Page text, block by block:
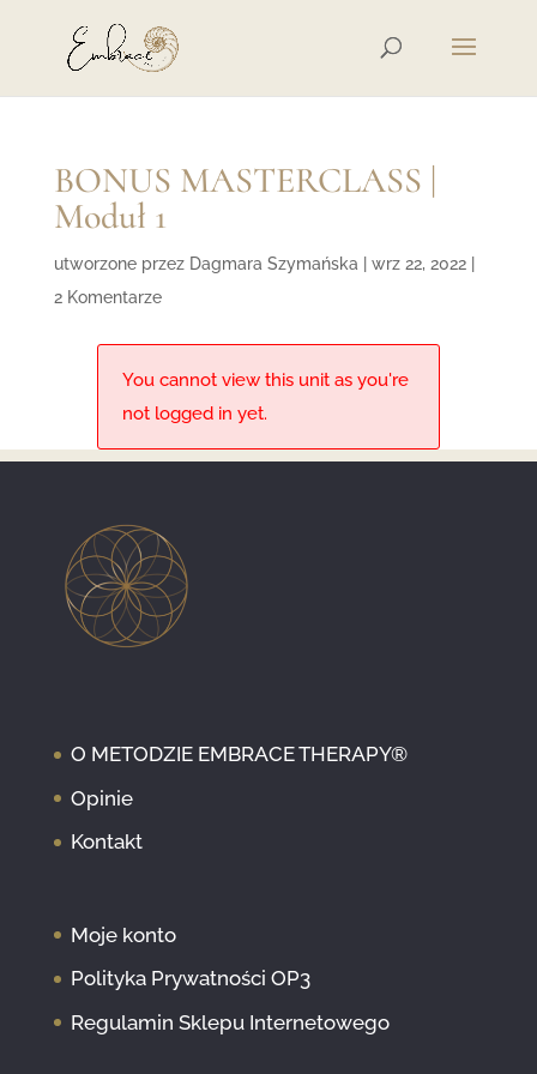
BONUS MASTERCLASS |
Moduł 1
utworzone przez Dagmara Szymańska wrz 22, 2022|
2 Komentarze
You cannot view this unit as you're
not logged in yet.
O METODZIE EMBRACE THERAPY®
Opinie
Kontakt
Moje konto
Polityka Prywatności OP3
Regulamin Sklepu Internetowego